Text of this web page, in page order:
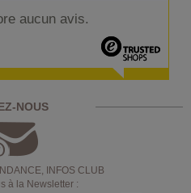
aucun avis.
NOUS
INFOS CLUB
à la Newsletter :